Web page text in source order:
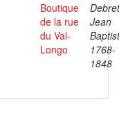
Boutique
de la rue
du Val-
Longo
Jean
1768-
1848